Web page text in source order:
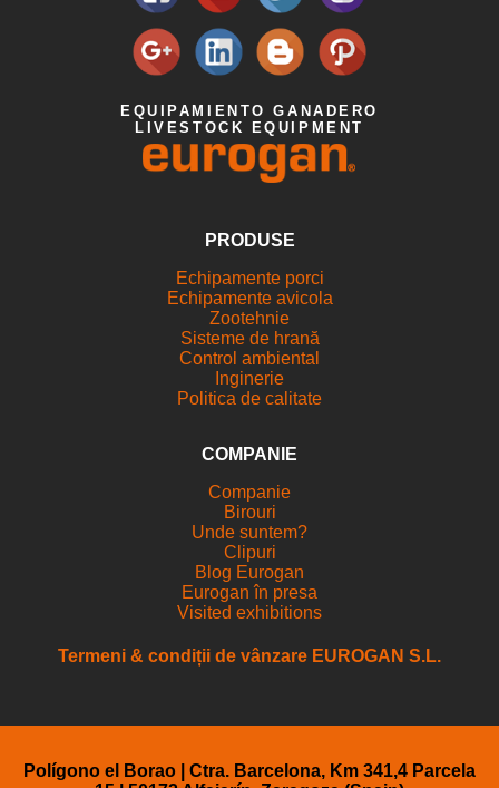
EQUIPAMIENTO GANADERO
LIVESTOCK EQUIPMENT
PRODUSE
Echipamente porci
Echipamente avicola
Zootehnie
Sisteme de hrană
Control ambiental
Inginerie
Politica de calitate
COMPANIE
Companie
Birouri
Unde suntem?
Clipuri
Blog Eurogan
Eurogan în presa
Visited exhibitions
Termeni & condiții de vânzare EUROGAN S.L.
Polígono el Borao | Ctra. Barcelona, Km 341,4 Parcela